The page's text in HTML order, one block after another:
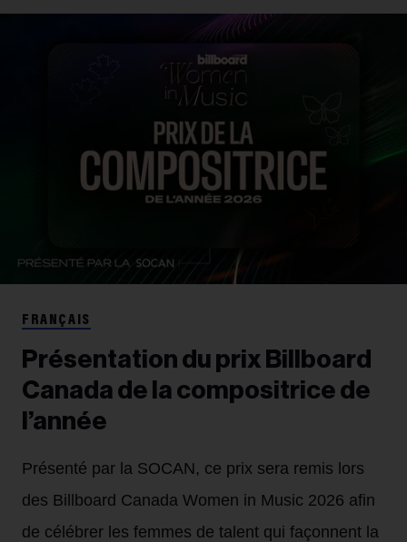
FRANÇAIS
Présentation du prix Billboard
Canada de la compositrice de
l’année
Présenté par la SOCAN, ce prix sera remis lors
des Billboard Canada Women in Music 2026 afin
de célébrer les femmes de talent qui façonnent la